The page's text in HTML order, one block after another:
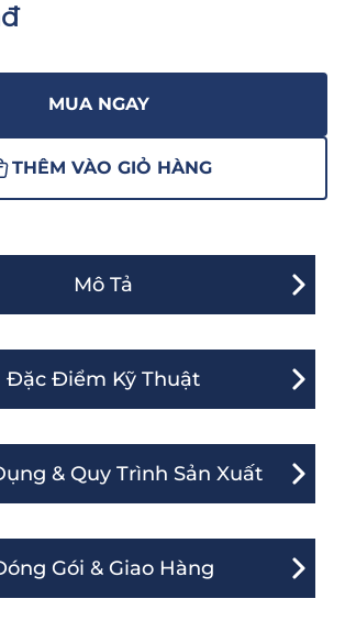
MUA NGAY
THÊM VÀO GIỎ HÀNG
Mô Tả
Đặc Điểm Kỹ Thuật
& Quy Trình Sản Xuất
Gói & Giao Hàng